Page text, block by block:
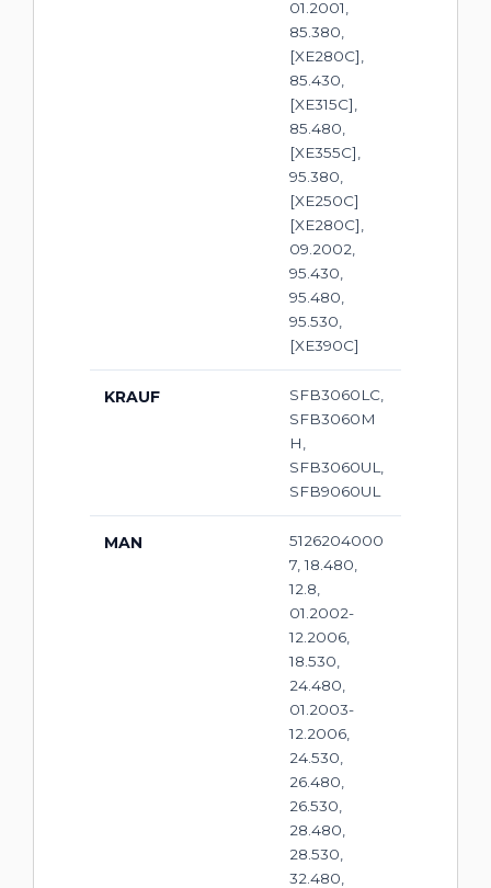
01.2001,
85.380,
[XE280C],
85.430,
[XE315C],
85.480,
[XE355C],
95.380,
[XE250C]
[XE280C],
09.2002,
95.430,
95.480,
95.530,
[XE390C]
KRAUF
SFB3060LC,
SFB3060M
H,
SFB3060UL,
SFB9060UL
MAN
5126204000
7, 18.480,
12.8,
01.2002-
12.2006,
18.530,
24.480,
01.2003-
12.2006,
24.530,
26.480,
26.530,
28.480,
28.530,
32.480,